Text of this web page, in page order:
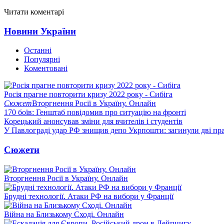
Читати коментарі
Новини України
Останні
Популярні
Коментовані
Росія прагне повторити кризу 2022 року - Сибіга
СюжетВторгнення Росії в Україну. Онлайн
170 боїв: Генштаб повідомив про ситуацію на фронті
Корецький анонсував зміни для вчителів і студентів
У Павлограді удар РФ знищив депо Укрпошти: загинули дві
Сюжети
Вторгнення Росії в Україну. Онлайн
Брудні технології. Атаки РФ на вибори у Франції
Війна на Близькому Сході. Онлайн